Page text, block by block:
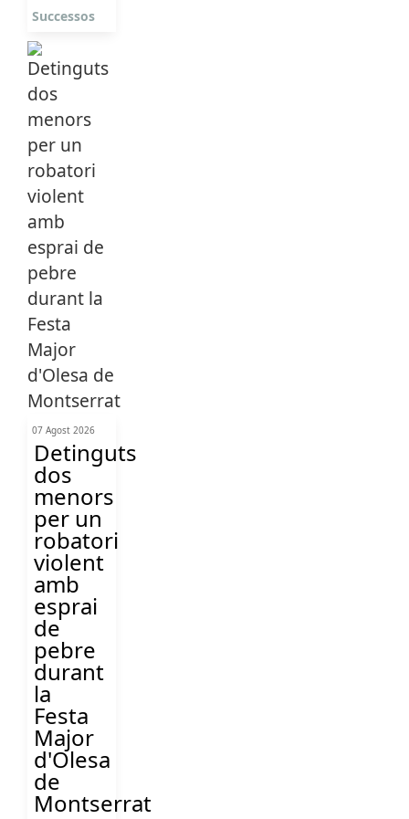
Successos
07 Agost 2026
Detinguts
dos
menors
per un
robatori
violent
amb
esprai
de
pebre
durant
la
Festa
Major
d'Olesa
de
Montserrat